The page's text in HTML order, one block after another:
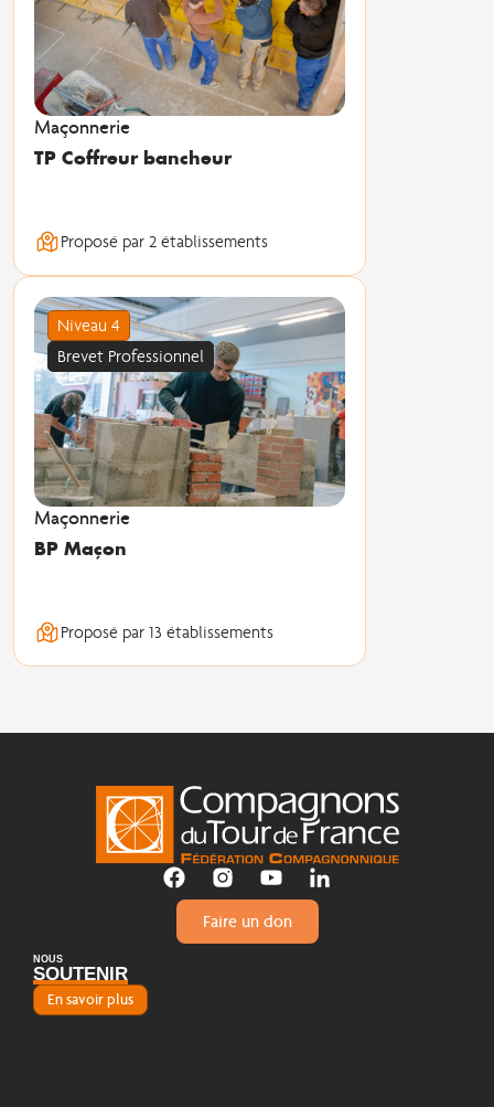
Maçonnerie
TP Coffreur bancheur
Proposé par 2 établissements
Niveau 4
Brevet Professionnel
Maçonnerie
BP Maçon
Proposé par 13 établissements
Faire un don
NOUS
SOUTENIR
En savoir plus